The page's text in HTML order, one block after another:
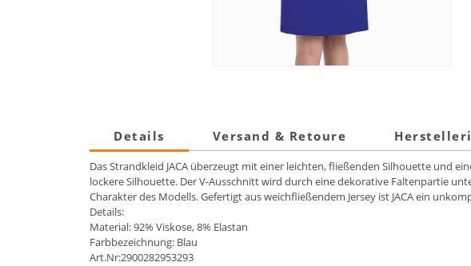
Details Versand & Retoure
Das Strandkleid JACA überzeugt mit einer leichten, fließenden Silhouette und
lockere Silhouette. Der V-Ausschnitt wird durch eine dekorative Faltenpartie
Charakter des Modells. Gefertigt aus weichfließendem Jersey ist JACA ein
Details:
Material: 92% Viskose, 8% Elastan
Farbbezeichnung: Blau
Art.Nr:2900282953293